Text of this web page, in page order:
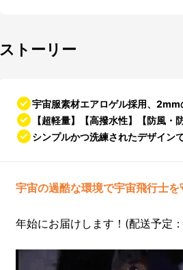
ストーリー
宇宙服素材エアロゲル採用、2mm
【超軽量】【高撥水性】【防風・
シンプルかつ洗練されたデザイン
宇宙の過酷な環境で宇宙飛行士を
年始にお届けします！(配送予定